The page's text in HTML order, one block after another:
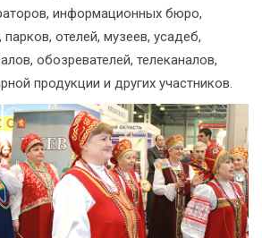
информационных бюро,
парков, отелей, музеев, усадеб,
обозревателей, телеканалов,
продукции и других участников.